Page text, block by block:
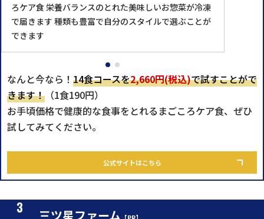
ろケア食 栄養バランスのとれた美味しいお惣菜が冷凍
で届きます 種類も豊富で自分のスタイルで選ぶことが
できます
なんと今なら！ 14食コースを2,660円(税込)で試すことがで
きます！ （1食190円）
お手頃価格で健康的な食事をとれるまごころケア食、ぜひ
試してみてください。
公式サイトはこちら
三ツ星ファーム